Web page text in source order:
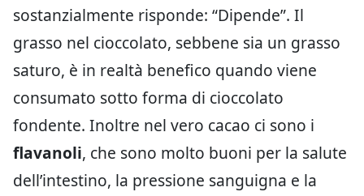
sostanzialmente risponde: “Dipende”. Il
grasso nel cioccolato, sebbene sia un grasso
saturo, è in realtà benefico quando viene
consumato sotto forma di cioccolato
fondente. Inoltre nel vero cacao ci sono i
flavanoli, che sono molto buoni per la salute
dell’intestino, la pressione sanguigna e la